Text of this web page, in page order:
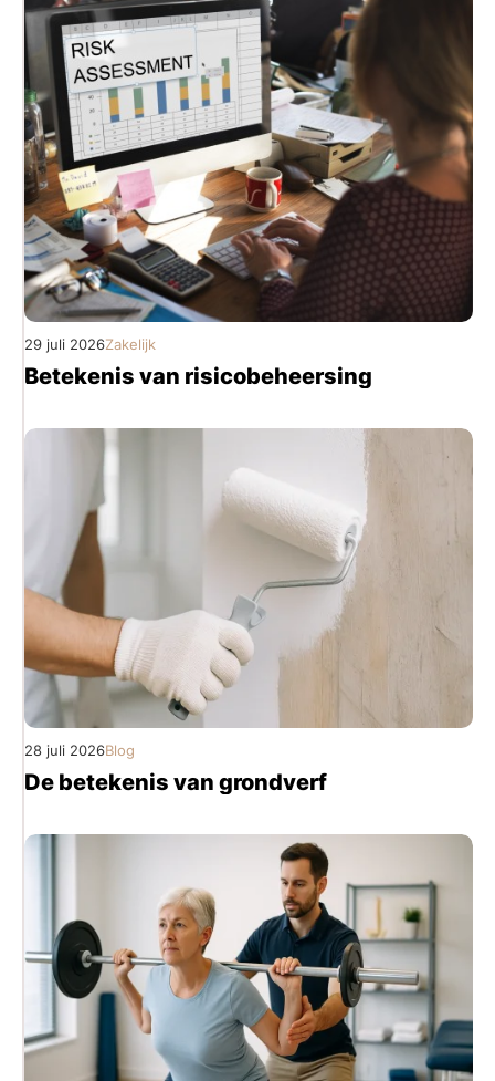
29 juli 2026Zakelijk
Betekenis van risicobeheersing
28 juli 2026Blog
De betekenis van grondverf